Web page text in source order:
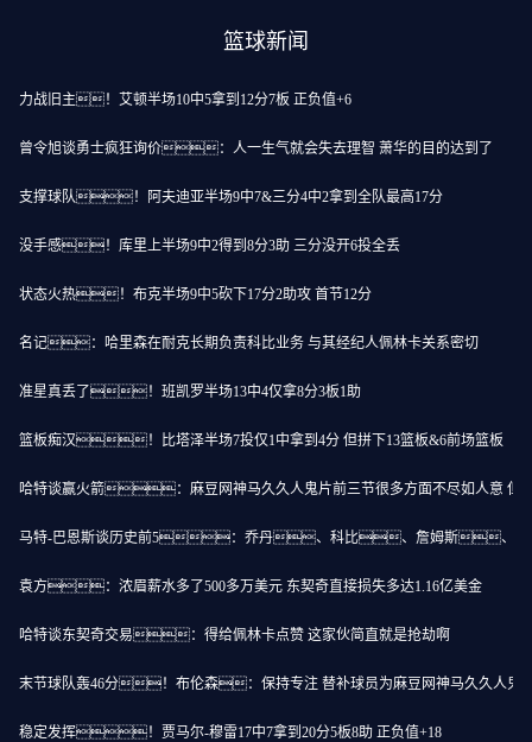
篮球新闻
力战旧主！艾顿半场10中5拿到12分7板 正负值+6
曾令旭谈勇士疯狂询价：人一生气就会失去理智 萧华的目的达到了
支撑球队！阿夫迪亚半场9中7&三分4中2拿到全队最高17分
没手感！库里上半场9中2得到8分3助 三分没开6投全丢
状态火热！布克半场9中5砍下17分2助攻 首节12分
名记：哈里森在耐克长期负责科比业务 与其经纪人佩林卡关系密切
准星真丢了！班凯罗半场13中4仅拿8分3板1助
篮板痴汉！比塔泽半场7投仅1中拿到4分 但拼下13篮板&6前场篮板
哈特谈赢火箭：麻豆网神马久久人鬼片前三节很多方面不尽如人意 但
马特-巴恩斯谈历史前5：乔丹、科比、詹姆斯、
袁方：浓眉薪水多了500多万美元 东契奇直接损失多达1.16亿美金
哈特谈东契奇交易：得给佩林卡点赞 这家伙简直就是抢劫啊
末节球队轰46分！布伦森：保持专注 替补球员为麻豆网神马久久人鬼
稳定发挥！贾马尔-穆雷17中7拿到20分5板8助 正负值+18